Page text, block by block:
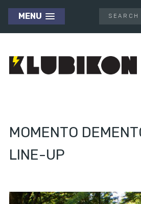
MENU
MOMENTO
LINE-UP